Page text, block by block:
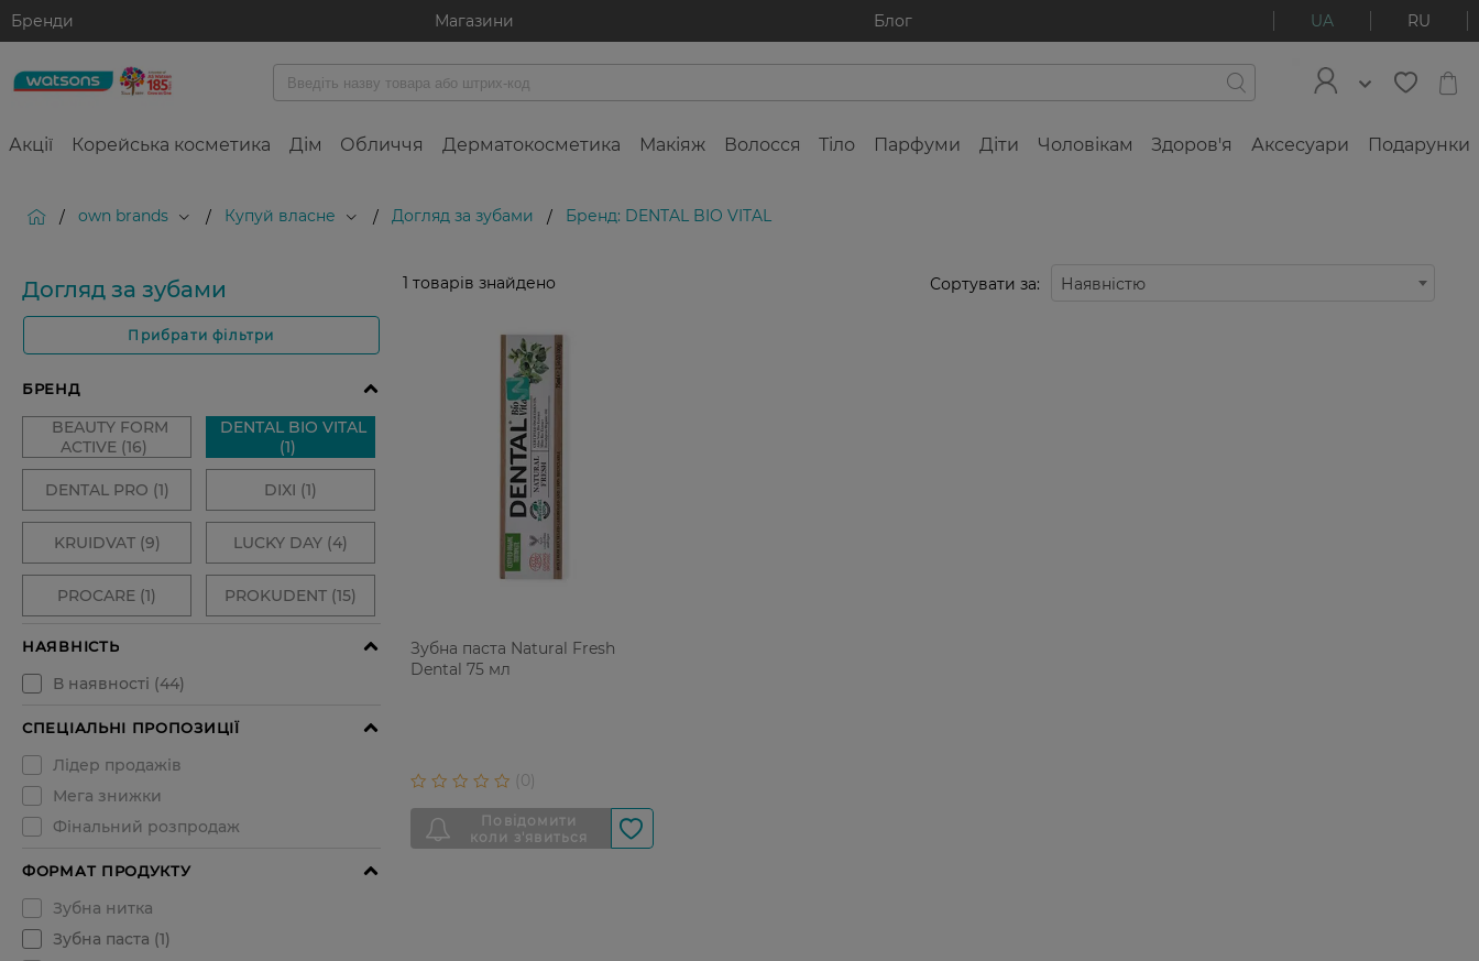
Бренди Магазини Блог UA RU
Акції Корейська косметика Дім Обличчя Дерматокосметика Макіяж Волосся Тіло Парфуми Діти Чоловікам Здоров'я Аксесуари Подарунки
/ own brands / Купуй власне / Догляд за зубами / Бренд: DENTAL BIO VITAL
Догляд за зубами
Прибрати фільтри
1 товарів знайдено Сортувати за: Наявністю
Зубна паста Natural Fresh
Dental 75 мл